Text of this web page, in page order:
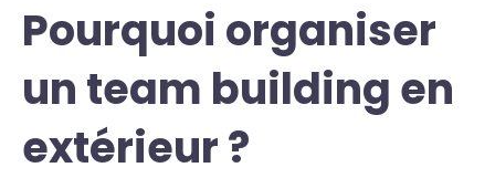
Pourquoi organiser
un team building en
extérieur ?